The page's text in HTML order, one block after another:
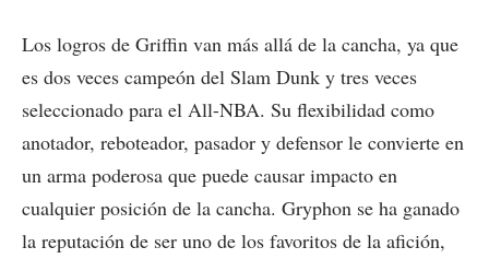
Los logros de Griffin van más allá de la cancha, ya que
es dos veces campeón del Slam Dunk y tres veces
seleccionado para el All-NBA. Su flexibilidad como
anotador, reboteador, pasador y defensor le convierte en
un arma poderosa que puede causar impacto en
cualquier posición de la cancha. Gryphon se ha ganado
la reputación de ser uno de los favoritos de la afición,